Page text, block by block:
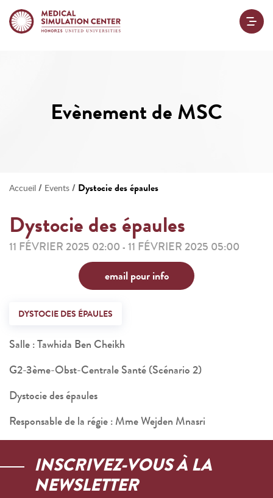
Evènement de MSC
Accueil / Events / Dystocie des épaules
Dystocie des épaules
11 FÉVRIER 2025 02:00 - 11 FÉVRIER 2025 05:00
email pour info
DYSTOCIE DES ÉPAULES
Salle : Tawhida Ben Cheikh
G2-3ème-Obst-Centrale Santé (Scénario 2)
Dystocie des épaules
Responsable de la régie : Mme Wejden Mnasri
INSCRIVEZ-VOUS À LA
NEWSLETTER